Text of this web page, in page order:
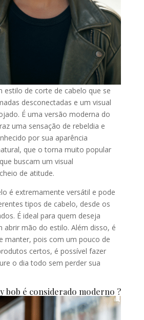
estilo de corte de cabelo que se
desconectadas e um visual
É uma versão moderna do
uma sensação de rebeldia e
por sua aparência
que o torna muito popular
buscam um visual
de atitude.
é extremamente versátil e pode
tipos de cabelo, desde os
É ideal para quem deseja
abrir mão do estilo. Além disso, é
manter, pois com um pouco de
certos, é possível fazer
o dia todo sem perder sua
bob é considerado moderno ?